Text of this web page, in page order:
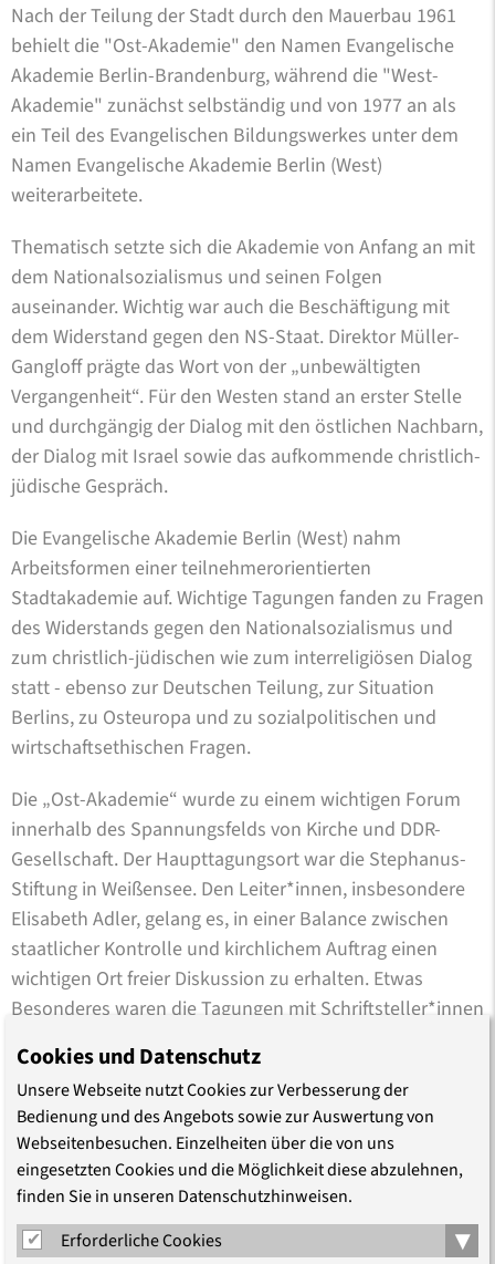
Nach der Teilung der Stadt durch den Mauerbau 1961
behielt die "Ost-Akademie" den Namen Evangelische
Akademie Berlin-Brandenburg, während die "West-
Akademie" zunächst selbständig und von 1977 an als
ein Teil des Evangelischen Bildungswerkes unter dem
Namen Evangelische Akademie Berlin (West)
weiterarbeitete.
Thematisch setzte sich die Akademie von Anfang an mit
dem Nationalsozialismus und seinen Folgen
auseinander. Wichtig war auch die Beschäftigung mit
dem Widerstand gegen den NS-Staat. Direktor Müller-
Gangloff prägte das Wort von der „unbewältigten
Vergangenheit“. Für den Westen stand an erster Stelle
und durchgängig der Dialog mit den östlichen Nachbarn,
der Dialog mit Israel sowie das aufkommende christlich-
jüdische Gespräch.
Die Evangelische Akademie Berlin (West) nahm
Arbeitsformen einer teilnehmerorientierten
Stadtakademie auf. Wichtige Tagungen fanden zu Fragen
des Widerstands gegen den Nationalsozialismus und
zum christlich-jüdischen wie zum interreligiösen Dialog
statt - ebenso zur Deutschen Teilung, zur Situation
Berlins, zu Osteuropa und zu sozialpolitischen und
wirtschaftsethischen Fragen.
Die „Ost-Akademie“ wurde zu einem wichtigen Forum
innerhalb des Spannungsfelds von Kirche und DDR-
Gesellschaft. Der Haupttagungsort war die Stephanus-
Stiftung in Weißensee. Den Leiter*innen, insbesondere
Elisabeth Adler, gelang es, in einer Balance zwischen
staatlicher Kontrolle und kirchlichem Auftrag einen
wichtigen Ort freier Diskussion zu erhalten. Etwas
Besonderes waren die Tagungen mit Schriftsteller*innen
Tagungen der Ostberliner Akademie fanden in der
damaligen Adolf-Stöcker-Stiftung - heute Stephanus-
Stiftung - und in Gemeinderäumen auf dem
brandenburgischen Lande statt.
Das Tagungshaus am Kleinen Wannsee wurde um 1954
Cookies und Datenschutz
Unsere Webseite nutzt Cookies zur Verbesserung der
Bedienung und des Angebots sowie zur Auswertung von
Webseitenbesuchen. Einzelheiten über die von uns
eingesetzten Cookies und die Möglichkeit diese abzulehnen,
finden Sie in unseren Datenschutzhinweisen.
Erforderliche Cookies
▾